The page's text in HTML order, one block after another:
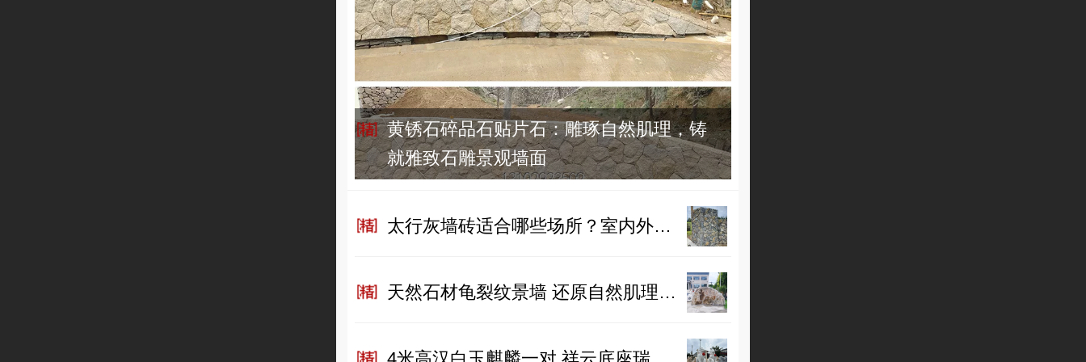
黄锈石碎品石贴片石：雕琢自然肌理，铸
就雅致石雕景观墙面
太行灰墙砖适合哪些场所？室内外装修通用场景大全
天然石材龟裂纹景墙 还原自然肌理的园林景观质感